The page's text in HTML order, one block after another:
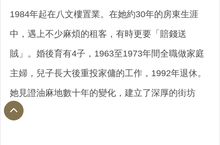
1984年起在八文樓置業。在她約30年的房東生涯
中，遇上不少麻煩的租客，有時更要「賠錢送
賊」。婚後育有4子，1963至1973年間全職做家庭
主婦，兒子長大後重投家傭的工作，1992年退休。
她見證油麻地數十年的變化，建立了深厚的街坊
情。